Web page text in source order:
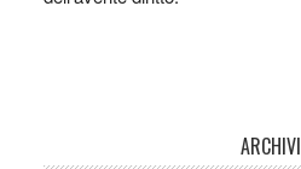
ARCHIVI